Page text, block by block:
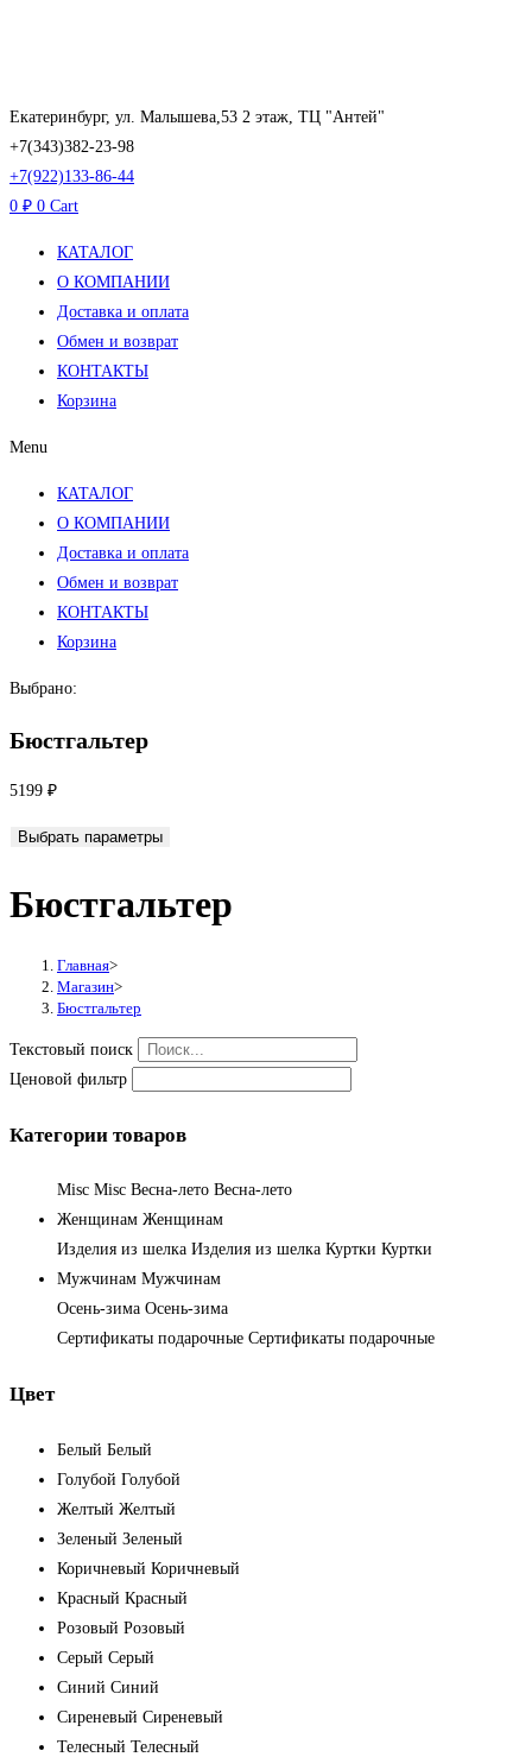
Екатеринбург, ул. Малышева,53 2 этаж, ТЦ "Антей"
+7(343)382-23-98
+7(922)133-86-44
0 ₽ 0 Cart
КАТАЛОГ
О КОМПАНИИ
Доставка и оплата
Обмен и возврат
КОНТАКТЫ
Корзина
Menu
КАТАЛОГ
О КОМПАНИИ
Доставка и оплата
Обмен и возврат
КОНТАКТЫ
Корзина
Выбрано:
Бюстгальтер
5199 ₽
Выбрать параметры
Бюстгальтер
Главная>
Магазин>
Бюстгальтер
Текстовый поиск
Ценовой фильтр
Категории товаров
Misc Misc Весна-лето Весна-лето
Женщинам Женщинам
Изделия из шелка Изделия из шелка Куртки Куртки
Мужчинам Мужчинам
Осень-зима Осень-зима
Сертификаты подарочные Сертификаты подарочные
Цвет
Белый Белый
Голубой Голубой
Желтый Желтый
Зеленый Зеленый
Коричневый Коричневый
Красный Красный
Розовый Розовый
Серый Серый
Синий Синий
Сиреневый Сиреневый
Телесный Телесный